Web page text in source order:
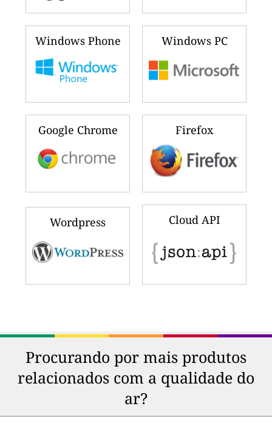
Windows Phone Windows PC
Google Chrome Firefox
Wordpress Cloud API
Procurando por mais produtos
relacionados com a qualidade do
ar?